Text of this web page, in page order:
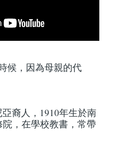
候，因為母親的代
裔人，1910年生於南
，在學校教書，常帶